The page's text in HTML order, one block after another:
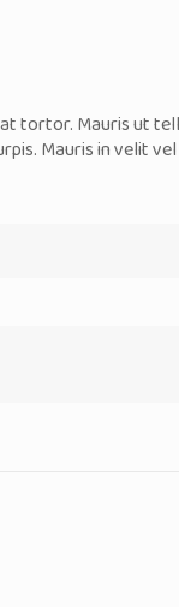
tortor. Mauris ut
Mauris in velit